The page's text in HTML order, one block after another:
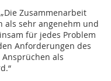
Zusammenarbeit
als sehr angenehm und
für jedes Problem
Anforderungen des
als